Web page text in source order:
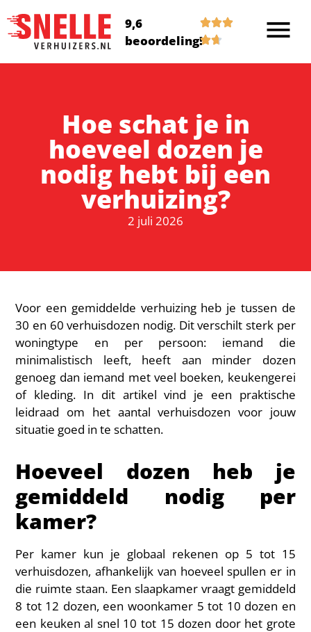
9,6
beoordeling!
Hoe schat je in
hoeveel dozen je
nodig hebt bij een
verhuizing?
2 juli 2026
Voor een gemiddelde verhuizing heb je tussen de
30 en 60 verhuisdozen nodig. Dit verschilt sterk per
woningtype en per persoon: iemand die
minimalistisch leeft, heeft aan minder dozen
genoeg dan iemand met veel boeken, keukengerei
of kleding. In dit artikel vind je een praktische
leidraad om het aantal verhuisdozen voor jouw
situatie goed in te schatten.
Hoeveel dozen heb je
gemiddeld nodig per
kamer?
Per kamer kun je globaal rekenen op 5 tot 15
verhuisdozen, afhankelijk van hoeveel spullen er in
die ruimte staan. Een slaapkamer vraagt gemiddeld
8 tot 12 dozen, een woonkamer 5 tot 10 dozen en
een keuken al snel 10 tot 15 dozen door het grote